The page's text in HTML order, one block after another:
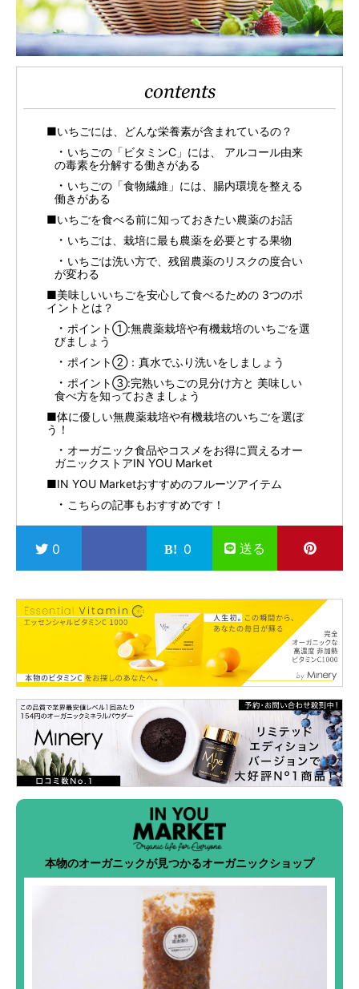
contents
■いちごには、どんな栄養素が含まれているの？
いちごの「ビタミンC」には、 アルコール由来
の毒素を分解する働きがある
いちごの「食物繊維」には、腸内環境を整える
働きがある
■いちごを食べる前に知っておきたい農薬のお話
いちごは、栽培に最も農薬を必要とする果物
いちごは洗い方で、残留農薬のリスクの度合い
が変わる
■美味しいいちごを安心して食べるための 3つのポ
イントとは？
ポイント①:無農薬栽培や有機栽培のいちごを選
びましょう
ポイント②：真水でふり洗いをしましょう
ポイント③:完熟いちごの見分け方と 美味しい
食べ方を知っておきましょう
■体に優しい無農薬栽培や有機栽培のいちごを選ぼ
う！
オーガニック食品やコスメをお得に買えるオー
ガニックストアIN YOU Market
■IN YOU Marketおすすめのフルーツアイテム
こちらの記事もおすすめです！
0 0 送る
本物のオーガニックが見つかるオーガニックショップ